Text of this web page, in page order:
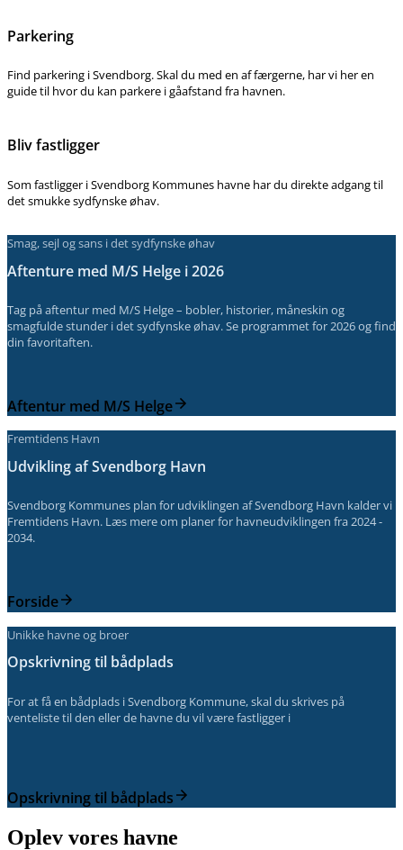
Parkering
Find parkering i Svendborg. Skal du med en af færgerne, har vi her en
guide til hvor du kan parkere i gåafstand fra havnen.
Bliv fastligger
Som fastligger i Svendborg Kommunes havne har du direkte adgang til
det smukke sydfynske øhav.
Smag, sejl og sans i det sydfynske øhav
Aftenture med M/S Helge i 2026
Tag på aftentur med M/S Helge – bobler, historier, måneskin og
smagfulde stunder i det sydfynske øhav. Se programmet for 2026 og find
din favoritaften.
Aftentur med M/S Helge
Fremtidens Havn
Udvikling af Svendborg Havn
Svendborg Kommunes plan for udviklingen af Svendborg Havn kalder vi
Fremtidens Havn. Læs mere om planer for havneudviklingen fra 2024 -
2034.
Forside
Unikke havne og broer
Opskrivning til bådplads
For at få en bådplads i Svendborg Kommune, skal du skrives på
venteliste til den eller de havne du vil være fastligger i
Opskrivning til bådplads
Oplev vores havne